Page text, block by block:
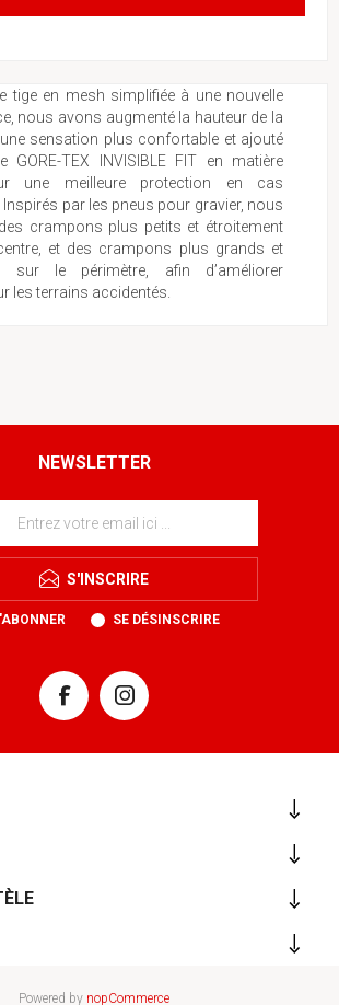
tige en mesh simplifiée à une nouvelle
nous avons augmenté la hauteur de la
sensation plus confortable et ajouté
GORE-TEX INVISIBLE FIT en matière
une meilleure protection en cas
Inspirés par les pneus pour gravier, nous
crampons plus petits et étroitement
et des crampons plus grands et
sur le périmètre, afin d’améliorer
les terrains accidentés.
NEWSLETTER
S'INSCRIRE
SE DÉSINSCRIRE
Powered by nopCommerce